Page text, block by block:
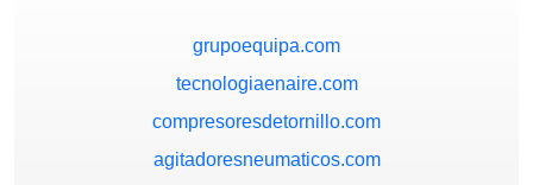
grupoequipa.com
tecnologiaenaire.com
compresoresdetornillo.com
agitadoresneumaticos.com